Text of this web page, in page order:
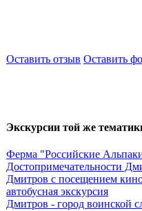
Оставить отзыв Оставить
Экскурсии той же
Ферма "Российские
Достопримечательности
Дмитров с посещением
автобусная экскурсия
Дмитров - город воинской